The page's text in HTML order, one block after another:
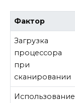
Фактор
Загрузка
процессора
при
сканировании
Использование